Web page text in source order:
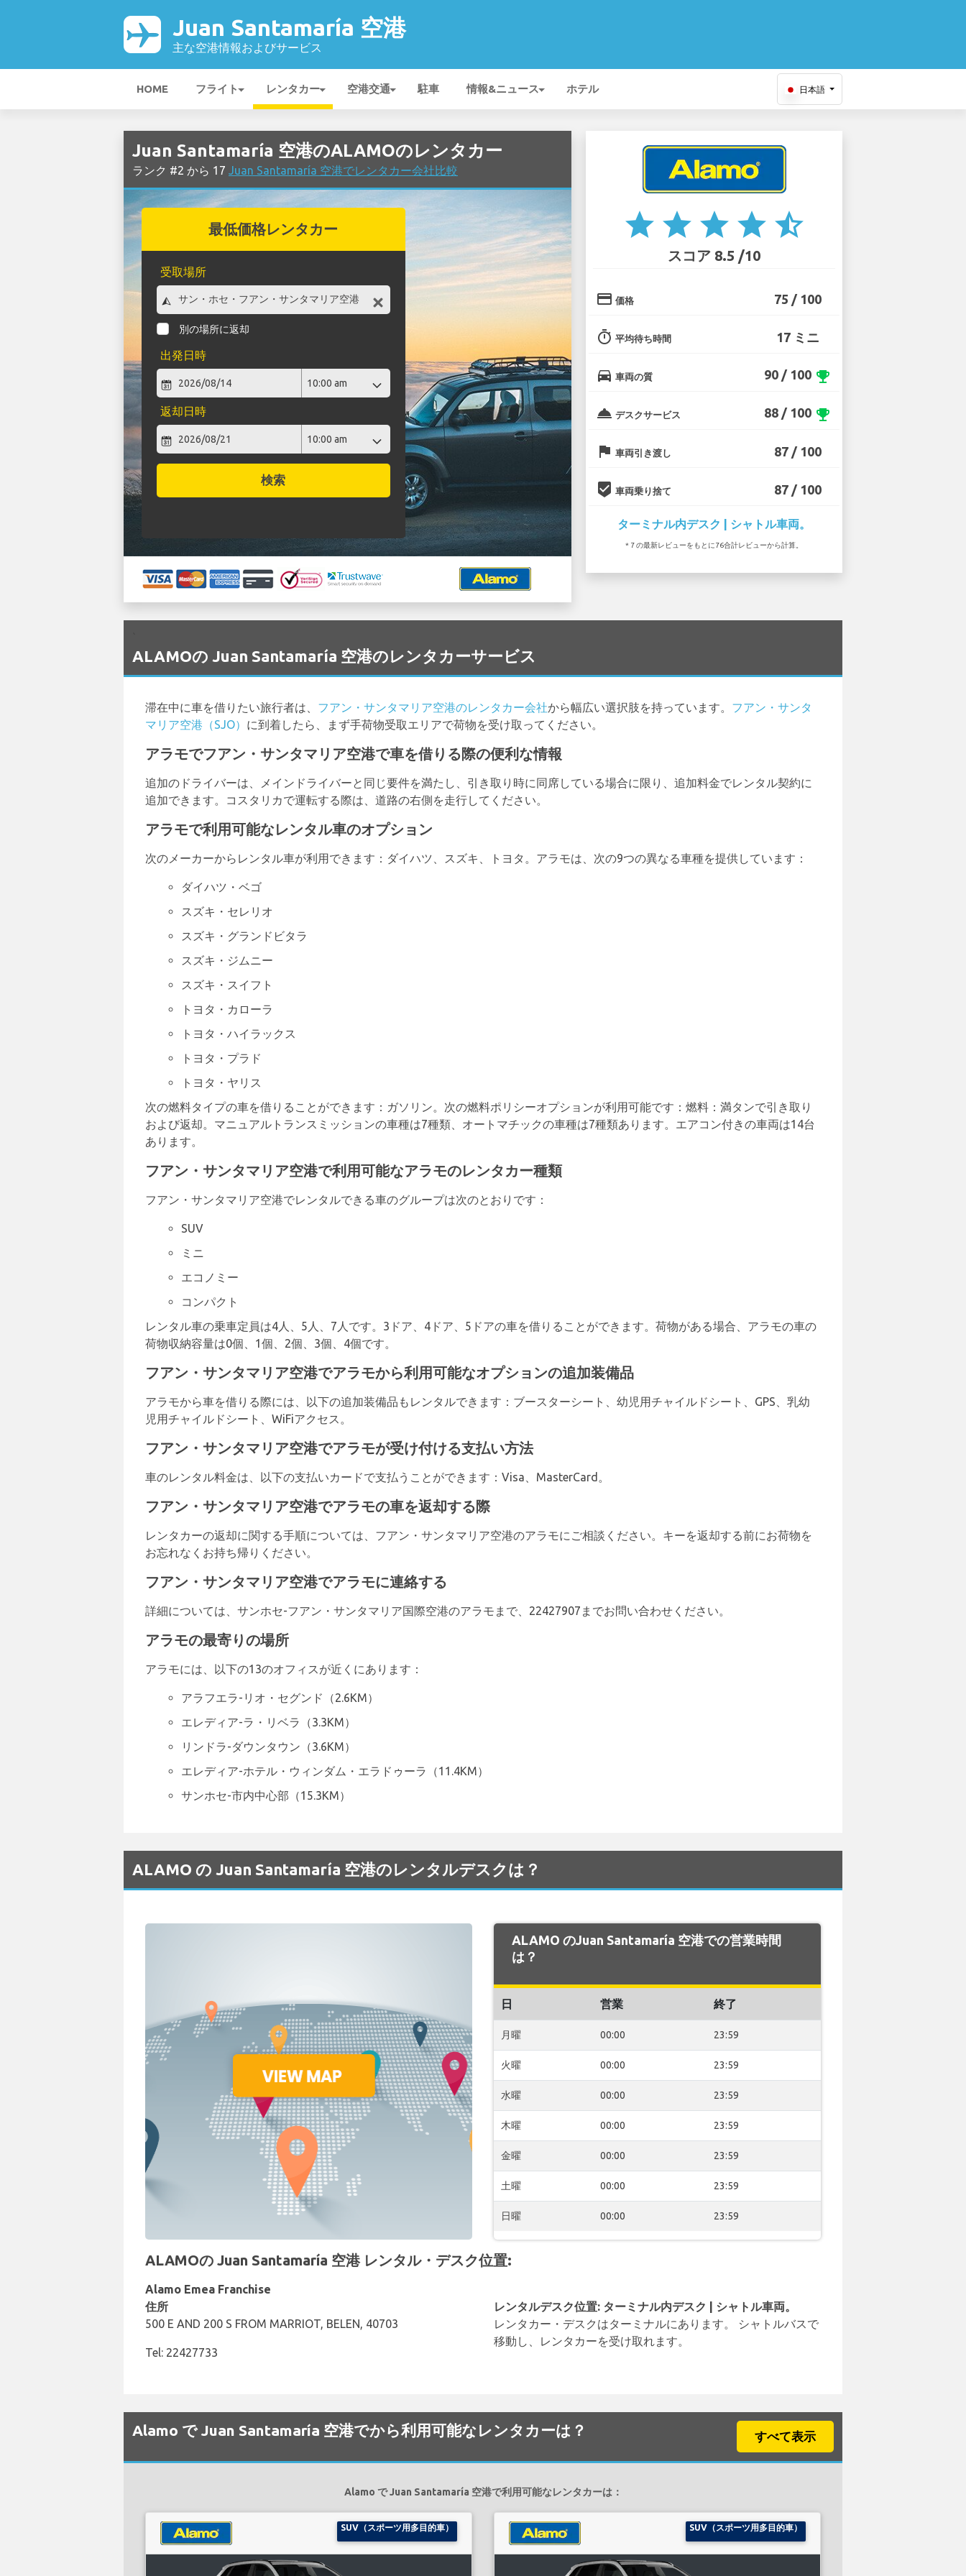
Juan Santamaría 空港
主な空港情報およびサービス
HOME フライト レンタカー 空港交通 駐車 情報&ニュース ホテル 日本語
Juan Santamaría 空港のALAMOのレンタカー
ランク #2 から 17 Juan Santamaría 空港でレンタカー会社比較
最低価格レンタカー
受取場所
別の場所に返却
出発日時
返却日時
検索
star star star star star_half
スコア 8.5 /10
credit_card 価格 75 / 100
timer 平均待ち時間 17 ミニ
directions_car 車両の質 90 / 100 emoji_events
room_service デスクサービス 88 / 100 emoji_events
flag 車両引き渡し 87 / 100
beenhere 車両乗り捨て 87 / 100
ターミナル内デスク | シャトル車両。
* 7 の最新レビューをもとに76合計レビューから計算。
ALAMOの Juan Santamaría 空港のレンタカーサービス
滞在中に車を借りたい旅行者は、 フアン・サンタマリア空港のレンタカー会社から幅広い選択肢を持っています。 フアン・サンタ
マリア空港（SJO） に到着したら、まず手荷物受取エリアで荷物を受け取ってください。
アラモでフアン・サンタマリア空港で車を借りる際の便利な情報
追加のドライバーは、メインドライバーと同じ要件を満たし、引き取り時に同席している場合に限り、追加料金でレンタル契約に
追加できます。コスタリカで運転する際は、道路の右側を走行してください。
アラモで利用可能なレンタル車のオプション
次のメーカーからレンタル車が利用できます：ダイハツ、スズキ、トヨタ。アラモは、次の9つの異なる車種を提供しています：
ダイハツ・ベゴ
スズキ・セレリオ
スズキ・グランドビタラ
スズキ・ジムニー
スズキ・スイフト
トヨタ・カローラ
トヨタ・ハイラックス
トヨタ・プラド
トヨタ・ヤリス
次の燃料タイプの車を借りることができます：ガソリン。次の燃料ポリシーオプションが利用可能です：燃料：満タンで引き取り
および返却。マニュアルトランスミッションの車種は7種類、オートマチックの車種は7種類あります。エアコン付きの車両は14台
あります。
フアン・サンタマリア空港で利用可能なアラモのレンタカー種類
フアン・サンタマリア空港でレンタルできる車のグループは次のとおりです：
SUV
ミニ
エコノミー
コンパクト
レンタル車の乗車定員は4人、5人、7人です。3ドア、4ドア、5ドアの車を借りることができます。荷物がある場合、アラモの車の
荷物収納容量は0個、1個、2個、3個、4個です。
フアン・サンタマリア空港でアラモから利用可能なオプションの追加装備品
アラモから車を借りる際には、以下の追加装備品もレンタルできます：ブースターシート、幼児用チャイルドシート、GPS、乳幼
児用チャイルドシート、WiFiアクセス。
フアン・サンタマリア空港でアラモが受け付ける支払い方法
車のレンタル料金は、以下の支払いカードで支払うことができます：Visa、MasterCard。
フアン・サンタマリア空港でアラモの車を返却する際
レンタカーの返却に関する手順については、フアン・サンタマリア空港のアラモにご相談ください。キーを返却する前にお荷物を
お忘れなくお持ち帰りください。
フアン・サンタマリア空港でアラモに連絡する
詳細については、サンホセ-フアン・サンタマリア国際空港のアラモまで、22427907までお問い合わせください。
アラモの最寄りの場所
アラモには、以下の13のオフィスが近くにあります：
アラフエラ-リオ・セグンド（2.6KM）
エレディア-ラ・リベラ（3.3KM）
リンドラ-ダウンタウン（3.6KM）
エレディア-ホテル・ウィンダム・エラドゥーラ（11.4KM）
サンホセ-市内中心部（15.3KM）
ALAMO の Juan Santamaría 空港のレンタルデスクは？
ALAMO のJuan Santamaría 空港での営業時間
は？
日 営業 終了
月曜 00:00 23:59
火曜 00:00 23:59
水曜 00:00 23:59
木曜 00:00 23:59
金曜 00:00 23:59
土曜 00:00 23:59
日曜 00:00 23:59
ALAMOの Juan Santamaría 空港 レンタル・デスク位置:
Alamo Emea Franchise
住所
500 E AND 200 S FROM MARRIOT, BELEN, 40703
Tel: 22427733
レンタルデスク位置: ターミナル内デスク | シャトル車両。
レンタカー・デスクはターミナルにあります。 シャトルバスで
移動し、レンタカーを受け取れます。
Alamo で Juan Santamaría 空港でから利用可能なレンタカーは？ すべて表示
Alamo で Juan Santamaría 空港で利用可能なレンタカーは：
SUV（スポーツ用多目的車） SUV（スポーツ用多目的車）